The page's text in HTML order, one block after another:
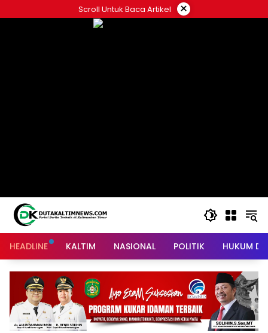
to
Scroll Untuk Baca Artikel ×
HEADLINE KALTIM NASIONAL POLITIK HUKUM